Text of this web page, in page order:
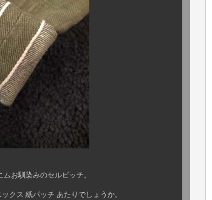
セルビッチ。
パッチ あたりでしょうか。